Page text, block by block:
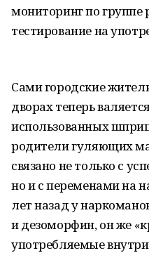
мониторинг по группе
тестирование на
Сами городские
дворах теперь
использованных
родители гуляющих
связано не только с
но и с переменами на
лет назад у
и дезоморфин, он же
употребляемые